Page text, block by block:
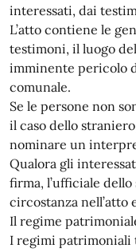
interessati, dai
L’atto contiene le
testimoni, il luogo
imminente pericolo
comunale.
Se le persone non
il caso dello
nominare un
Qualora gli
firma, l’ufficiale
circostanza
Il regime
I regimi